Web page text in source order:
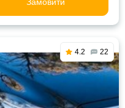
4.2 22